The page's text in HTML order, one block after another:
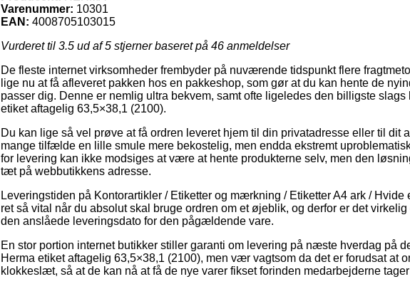
Varenummer: 10301
EAN: 4008705103015
Vurderet til 3.5 ud af 5 stjerner baseret på 46 anmeldelser
De fleste internet virksomheder frembyder på nuværende tidspunkt flere
lige nu at få afleveret pakken hos en pakkeshop, som gør at du kan hente de
passer dig. Denne er nemlig ultra bekvem, samt ofte ligeledes den billigste
etiket aftagelig 63,5×38,1 (2100).
Du kan lige så vel prøve at få ordren leveret hjem til din privatadresse eller til dit
mange tilfælde en lille smule mere bekostelig, men endda ekstremt
for levering kan ikke modsiges at være at hente produkterne selv, men den
tæt på webbutikkens adresse.
Leveringstiden på Kontorartikler / Etiketter og mærkning / Etiketter A4 ark / Hvide
ret så vital når du absolut skal bruge ordren om et øjeblik, og derfor er det
den anslåede leveringsdato for den pågældende vare.
En stor portion internet butikker stiller garanti om levering på næste hverdag på
Herma etiket aftagelig 63,5×38,1 (2100), men vær vagtsom da det er forudsat at
klokkeslæt, så at de kan nå at få de nye varer fikset forinden medarbejderne